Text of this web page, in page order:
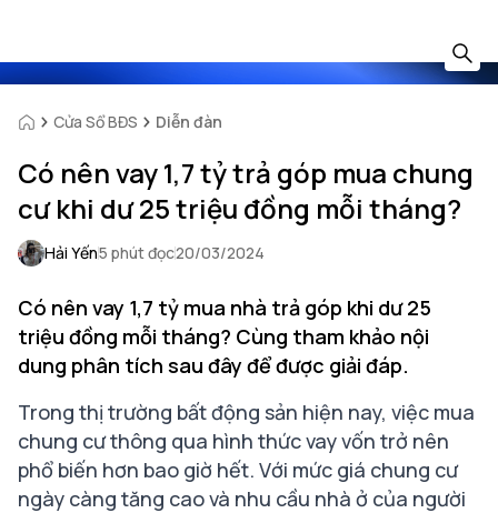
Cửa Sổ BĐS Diễn đàn
Có nên vay 1,7 tỷ trả góp mua chung
cư khi dư 25 triệu đồng mỗi tháng?
Hải Yến5 phút đọc20/03/2024
Có nên vay 1,7 tỷ mua nhà trả góp khi dư 25
triệu đồng mỗi tháng? Cùng tham khảo nội
dung phân tích sau đây để được giải đáp.
Trong thị trường bất động sản hiện nay, việc mua
chung cư thông qua hình thức vay vốn trở nên
phổ biến hơn bao giờ hết. Với mức giá chung cư
ngày càng tăng cao và nhu cầu nhà ở của người